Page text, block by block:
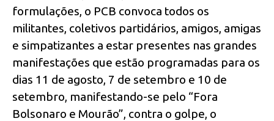
formulações, o PCB convoca todos os
militantes, coletivos partidários, amigos, amigas
e simpatizantes a estar presentes nas grandes
manifestações que estão programadas para os
dias 11 de agosto, 7 de setembro e 10 de
setembro, manifestando-se pelo “Fora
Bolsonaro e Mourão”, contra o golpe, o